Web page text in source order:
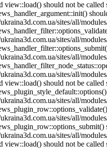
view::load() should not be
sites/all/
sites/all/
sites/all/
sites/all/
view::load() should not be
sites/all/
sites/all/
sites/all/
view::load() should not be